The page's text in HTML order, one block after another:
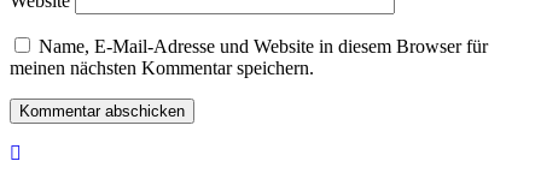
Name, E-Mail-Adresse und Website in diesem Browser für
meinen nächsten Kommentar speichern.